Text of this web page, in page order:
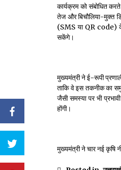
कार्यक्रम को संबोधित
तेज और बिचौलिया-मुक्त
(SMS या QR code) के
सकेंगे।
मुख्यमंत्री ने ई-रूपी
ताकि वे इस तकनीक का
जैसी समस्या पर भी
होंगी।
मुख्यमंत्री ने चार नई कृषि